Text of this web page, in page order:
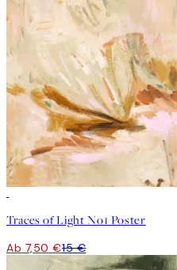
Traces of Light No1 Poster
Ab 7,50 €15 €